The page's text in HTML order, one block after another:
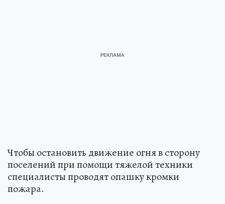
Чтобы остановить движение огня в сторону
поселений при помощи тяжелой техники
специалисты проводят опашку кромки
пожара.